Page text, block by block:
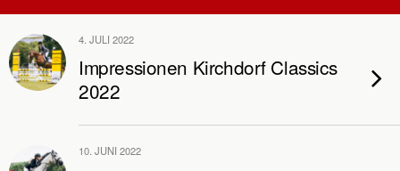
4. JULI 2022
Impressionen Kirchdorf Classics
2022
10. JUNI 2022